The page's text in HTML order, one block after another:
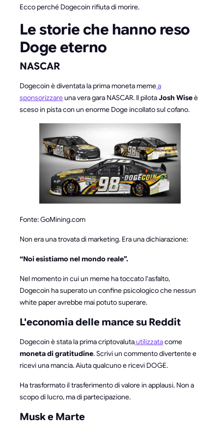
Ecco perché Dogecoin rifiuta di morire.
Le storie che hanno reso
Doge eterno
NASCAR
Dogecoin è diventata la prima moneta memea
sponsorizzareuna vera gara NASCAR. Il pilotaJosh Wiseè
sceso in pista con un enorme Doge incollato sul cofano.
Fonte: GoMining.com
Non era una trovata di marketing. Era una dichiarazione:
“Noi esistiamo nel mondo reale”.
Nel momento in cui un meme ha toccato l'asfalto,
Dogecoin ha superato un confine psicologico che nessun
white paper avrebbe mai potuto superare.
L'economia delle mance su Reddit
Dogecoin è stata la prima criptovalutautilizzatacome
moneta di gratitudine. Scrivi un commento divertente e
ricevi una mancia. Aiuta qualcuno e ricevi DOGE.
Ha trasformato il trasferimento di valore in applausi. Non a
scopo di lucro, ma di partecipazione.
Musk e Marte